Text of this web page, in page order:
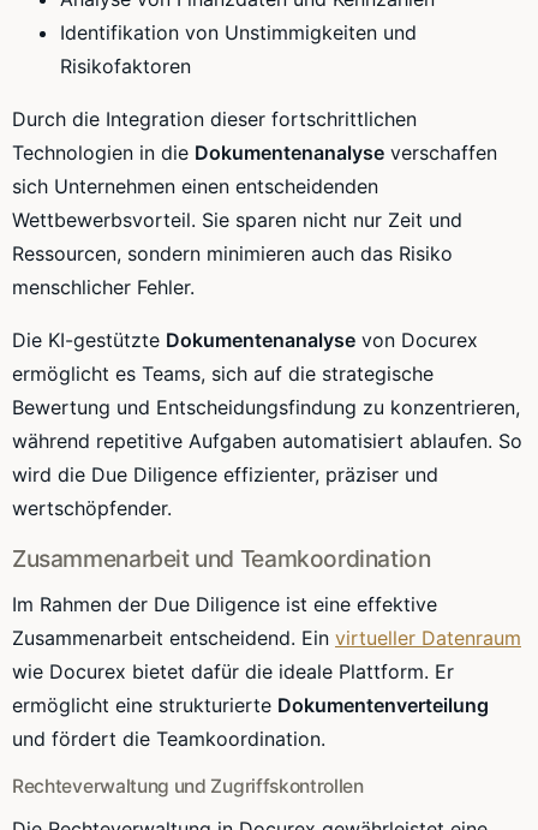
Identifikation von Unstimmigkeiten und
Risikofaktoren
Durch die Integration dieser fortschrittlichen
Technologien in die Dokumentenanalyse verschaffen
sich Unternehmen einen entscheidenden
Wettbewerbsvorteil. Sie sparen nicht nur Zeit und
Ressourcen, sondern minimieren auch das Risiko
menschlicher Fehler.
Die KI-gestützte Dokumentenanalyse von Docurex
ermöglicht es Teams, sich auf die strategische
Bewertung und Entscheidungsfindung zu konzentrieren,
während repetitive Aufgaben automatisiert ablaufen. So
wird die Due Diligence effizienter, präziser und
wertschöpfender.
Zusammenarbeit und Teamkoordination
Im Rahmen der Due Diligence ist eine effektive
Zusammenarbeit entscheidend. Ein virtueller Datenraum
wie Docurex bietet dafür die ideale Plattform. Er
ermöglicht eine strukturierte Dokumentenverteilung
und fördert die Teamkoordination.
Rechteverwaltung und Zugriffskontrollen